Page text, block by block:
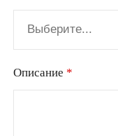
Предприятие
Описание *